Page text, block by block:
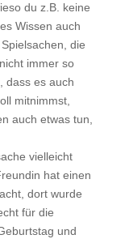
du z.B. keine
Wissen auch
die
immer so
dass es auch
mitnimmst,
auch etwas tun,
vielleicht
hat einen
dort wurde
für die
und